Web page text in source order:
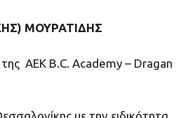
ΜΟΥΡΑΤΙΔΗΣ
ΑΕΚ B.C. Academy – Dragan